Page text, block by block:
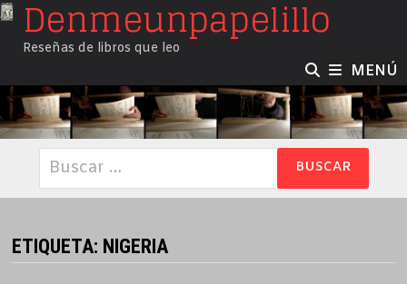
SaltarDenmeunpapelillo
Reseñas de libros que leo
MENÚ
Buscar:
ETIQUETA: NIGERIA